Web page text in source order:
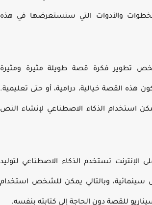
والأدوات التي سنستعرضها في هذه
تطوير فكرة قصة طويلة مثيرة ومثيرة
القصة خيالية، درامية، أو حتى تعليمية.
استخدام الذكاء الاصطناعي لإنشاء النص
تستخدم الذكاء الاصطناعي لتوليد
وبالتالي يمكن للشخص استخدام
للقصة دون الحاجة إلى كتابته بنفسه.